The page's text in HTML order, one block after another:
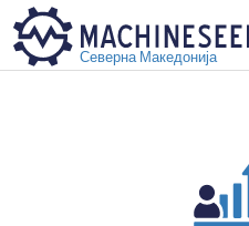
Северна Македонија